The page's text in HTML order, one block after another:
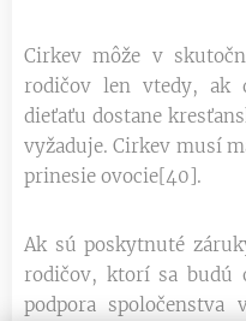
Cirkev môže v
rodičov len vtedy, ak
dieťaťu dostane
vyžaduje. Cirkev musí
prinesie ovocie[40].
Ak sú poskytnuté
rodičov, ktorí sa budú
podpora spoločenstva